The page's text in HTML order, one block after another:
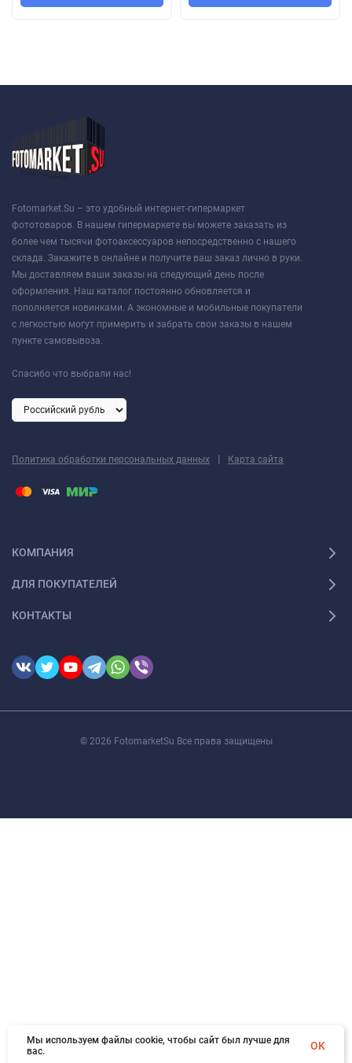
Fotomarket.Su – это удобный интернет-гипермаркет
фототоваров. В нашем гипермаркете вы можете заказать из
более чем тысячи фотоаксессуаров непосредственно с нашего
склада. Закажите в онлайне и получите ваш заказ лично в руки.
Мы доставляем ваши заказы на следующий день после
оформления. Наш каталог постоянно обновляется и
пополняется новинками. А экономные и мобильные покупатели
с легкостью могут примерить и забрать свои заказы в нашем
пункте самовывоза.
Спасибо что выбрали нас!
Политика обработки персональных данных | Карта сайта
КОМПАНИЯ
ДЛЯ ПОКУПАТЕЛЕЙ
КОНТАКТЫ
© 2026 FotomarketSu Все права защищены
Мы используем файлы cookie, чтобы сайт был лучше для
вас.
OK